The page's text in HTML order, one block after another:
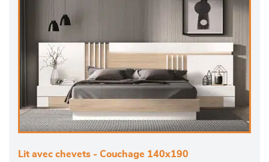
Lit avec chevets - Couchage 140x190